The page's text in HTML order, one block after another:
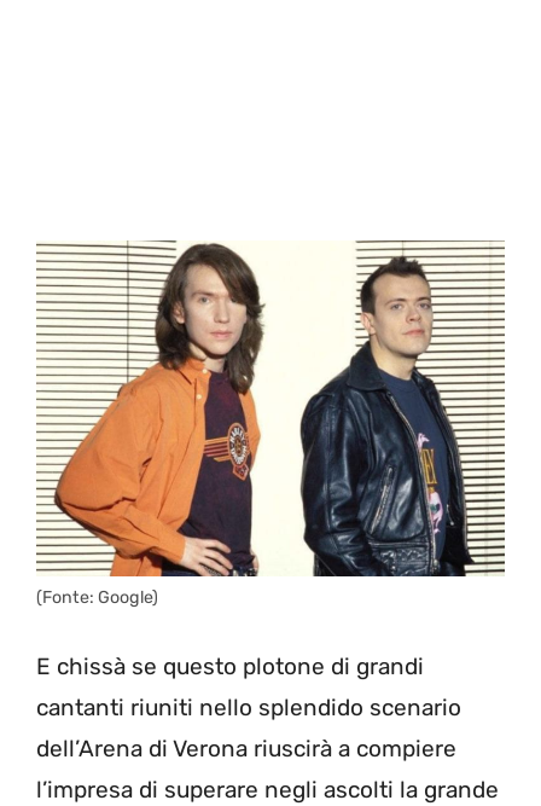
(Fonte: Google)
E chissà se questo plotone di grandi
cantanti riuniti nello splendido scenario
dell’Arena di Verona riuscirà a compiere
l’impresa di superare negli ascolti la grande